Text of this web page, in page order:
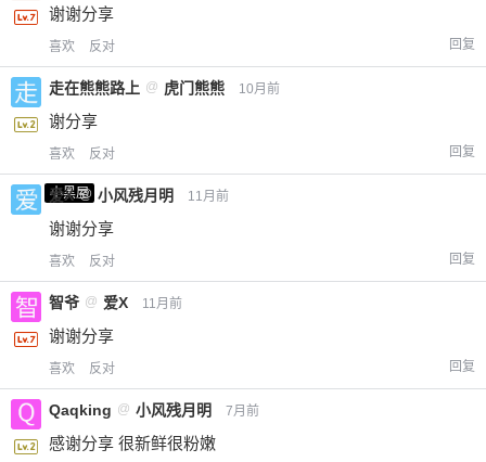
谢谢分享
喜欢 反对 回复
走在熊熊路上 @ 虎门熊熊 10月前
谢分享
喜欢 反对 回复
小黑屋
爱X @ 小风残月明 11月前
谢谢分享
喜欢 反对 回复
智爷 @ 爱X 11月前
谢谢分享
喜欢 反对 回复
Qaqking @ 小风残月明 7月前
感谢分享 很新鲜很粉嫩